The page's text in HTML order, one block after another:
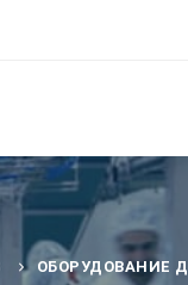
ОБОРУДОВАНИЕ